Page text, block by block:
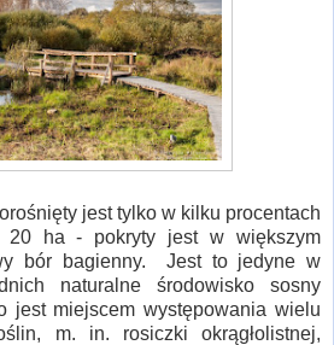
jest tylko w kilku procentach
20 ha - pokryty jest w większym
bór bagienny. Jest to jedyne w
naturalne środowisko sosny
jest miejscem występowania wielu
m. in. rosiczki okrągłolistnej,